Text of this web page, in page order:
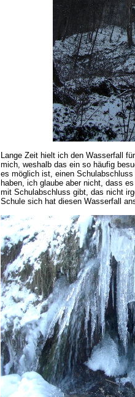
Lange Zeit hielt ich den Wasserfall
mich, weshalb das ein so häufig
es möglich ist, einen
haben, ich glaube aber nicht, dass
mit Schulabschluss gibt, das nicht
Schule sich hat diesen Wasserfall